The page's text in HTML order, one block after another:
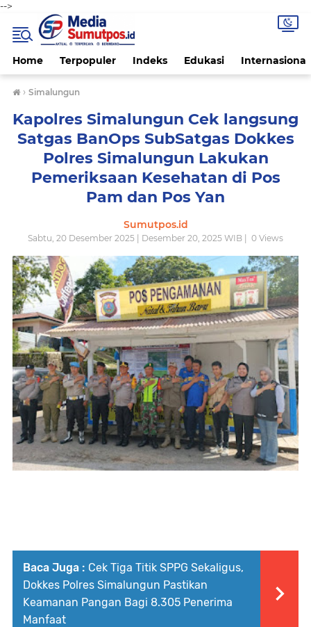
-->
Home Terpopuler Indeks Edukasi Internasional
› Simalungun
Kapolres Simalungun Cek langsung
Satgas BanOps SubSatgas Dokkes
Polres Simalungun Lakukan
Pemeriksaan Kesehatan di Pos
Pam dan Pos Yan
Sumutpos.id
Sabtu, 20 Desember 2025 | Desember 20, 2025 WIB | 0 Views
Baca Juga : Cek Tiga Titik SPPG Sekaligus,
Dokkes Polres Simalungun Pastikan
Keamanan Pangan Bagi 8.305 Penerima
Manfaat